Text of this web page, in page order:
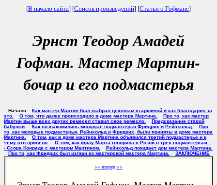
[В начало сайта] [Список произведений] [Статьи о Гофмане]
Эрнст Теодор Амадей
Гофман. Мастер Мартин-
бочар и его подмастерья
Начало
Как мастер Мартин был выбран цеховым старшиной и как благодарил за
это.
О том, что далее происходило в доме мастера Мартина.
Про то, как мастер
Мартин выше всех других ремесел ставил свое ремесло.
Предсказание старой
бабушки.
Как познакомились молодые подмастерья Фридрих и Рейнхольд.
Про
то, как молодые подмастерья, Рейнхольд и Фридрих, были приняты в доме мастера
Мартина.
О том, как в доме мастера Мартина объявился третий подмастерье и к
чему это привело.
О том, как фрау Марта говорила с Розой о трех подмастерьях. -
- Ссора Конрада с мастером Мартином.
Рейнхольд покидает дом мастера Мартина.
Про то, как Фридрих был изгнан из мастерской мастера Мартина.
ЗАКЛЮЧЕНИЕ
>> вперед >>